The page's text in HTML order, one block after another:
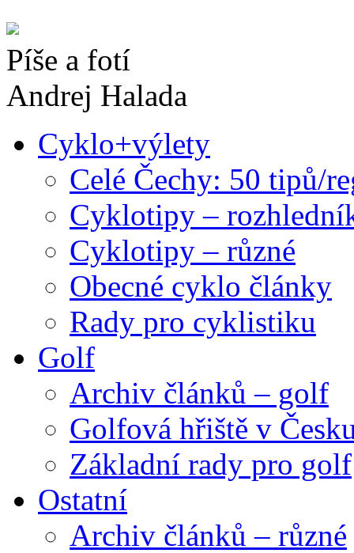
Píše a fotí
Andrej Halada
Cyklo+výlety
Celé Čechy: 50 tipů/
Cyklotipy –
Cyklotipy – různé
Obecné cyklo články
Rady pro cyklistiku
Golf
Archiv článků – golf
Golfová hřiště v
Základní rady pro golf
Ostatní
Archiv článků – různé